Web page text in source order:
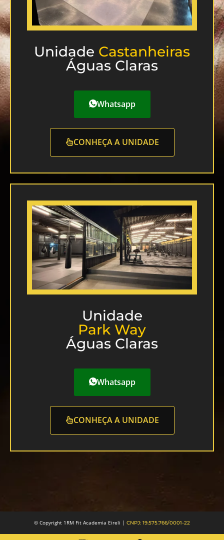
Unidade Castanheiras
Águas Claras
Whatsapp
CONHEÇA A UNIDADE
Unidade
Park Way
Águas Claras
Whatsapp
CONHEÇA A UNIDADE
© Copyright 1RM Fit Academia Eireli | CNPJ: 19.575.766/0001-22